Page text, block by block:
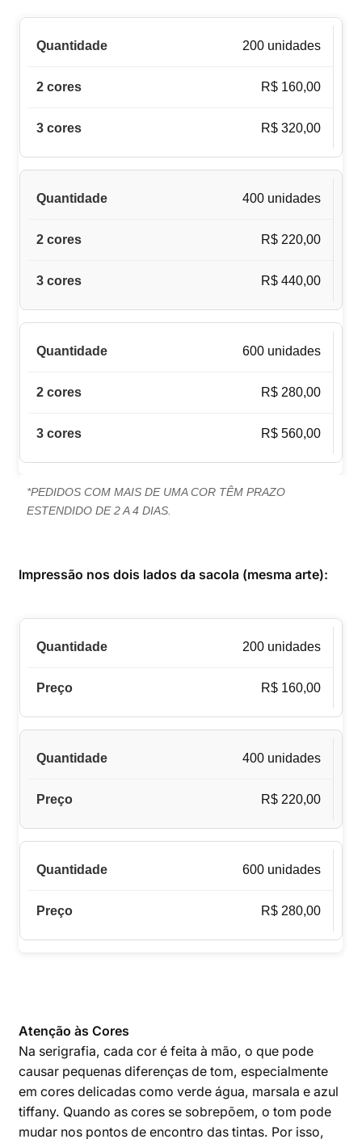
*PEDIDOS COM MAIS DE UMA COR TÊM PRAZO
ESTENDIDO DE 2 A 4 DIAS.
200 unidades
R$ 160,00
R$ 320,00
400 unidades
R$ 220,00
R$ 440,00
600 unidades
R$ 280,00
R$ 560,00
Impressão nos dois lados da sacola (mesma arte):
200 unidades
R$ 160,00
400 unidades
R$ 220,00
600 unidades
R$ 280,00
Atenção às Cores
Na serigrafia, cada cor é feita à mão, o que pode
causar pequenas diferenças de tom, especialmente
em cores delicadas como verde água, marsala e azul
tiffany. Quando as cores se sobrepõem, o tom pode
mudar nos pontos de encontro das tintas. Por isso,